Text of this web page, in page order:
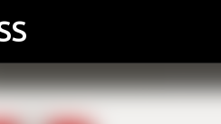
περιεχόμενο